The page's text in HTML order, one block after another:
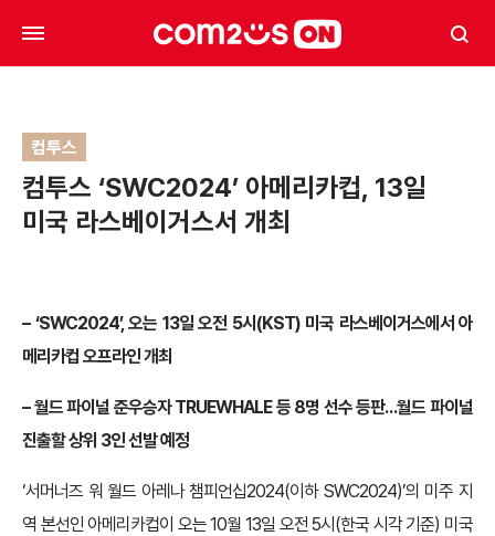
컴투스
컴투스 ‘SWC2024’ 아메리카컵, 13일
미국 라스베이거스서 개최
– ‘SWC2024’, 오는 13일 오전 5시(KST) 미국 라스베이거스에서 아
메리카컵 오프라인 개최
– 월드 파이널 준우승자 TRUEWHALE 등 8명 선수 등판…월드 파이널
진출할 상위 3인 선발 예정
‘서머너즈 워 월드 아레나 챔피언십2024(이하 SWC2024)’의 미주 지
역 본선인 아메리카컵이 오는 10월 13일 오전 5시(한국 시각 기준) 미국